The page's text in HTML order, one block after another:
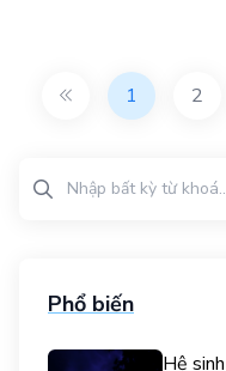
1 2
Phổ biến
Hệ